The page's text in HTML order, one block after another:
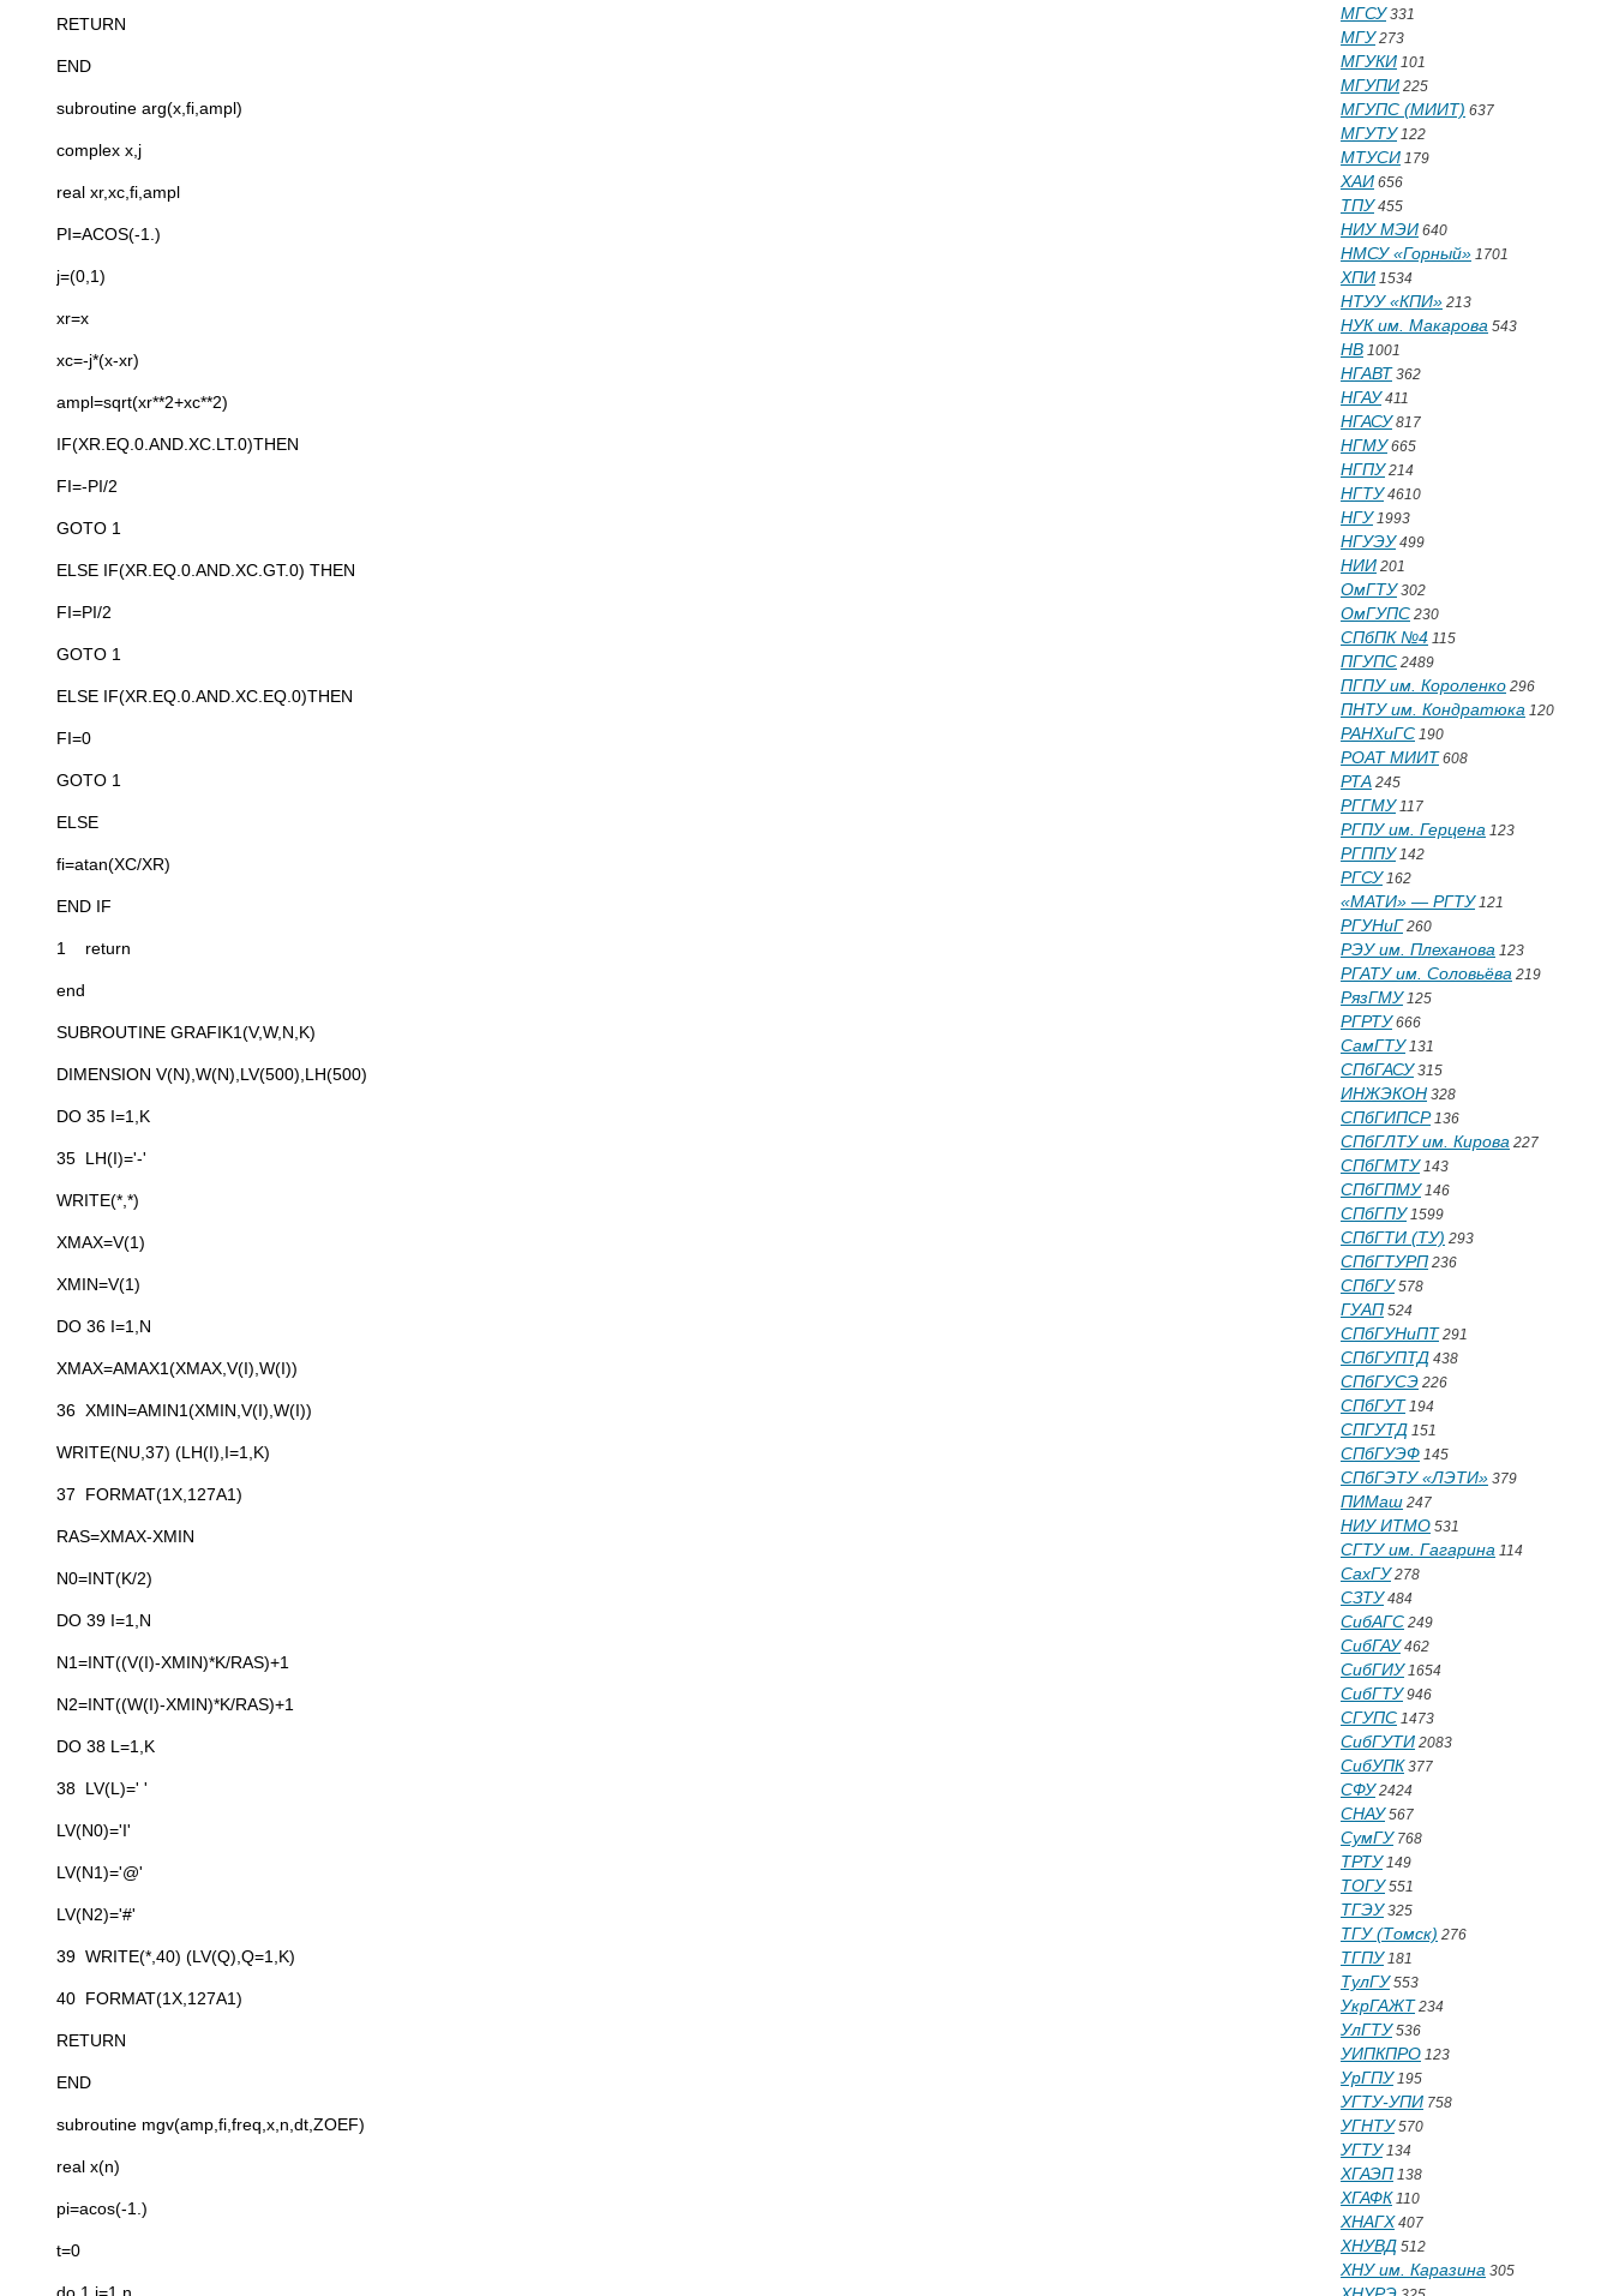
RETURN
END
subroutine arg(x,fi,ampl)
complex x,j
real xr,xc,fi,ampl
PI=ACOS(-1.)
j=(0,1)
xr=x
xc=-j*(x-xr)
ampl=sqrt(xr**2+xc**2)
IF(XR.EQ.0.AND.XC.LT.0)THEN
FI=-PI/2
GOTO 1
ELSE IF(XR.EQ.0.AND.XC.GT.0) THEN
FI=PI/2
GOTO 1
ELSE IF(XR.EQ.0.AND.XC.EQ.0)THEN
FI=0
GOTO 1
ELSE
fi=atan(XC/XR)
END IF
1 return
end
SUBROUTINE GRAFIK1(V,W,N,K)
DIMENSION V(N),W(N),LV(500),LH(500)
DO 35 I=1,K
35 LH(I)='-'
WRITE(*,*)
XMAX=V(1)
XMIN=V(1)
DO 36 I=1,N
XMAX=AMAX1(XMAX,V(I),W(I))
36 XMIN=AMIN1(XMIN,V(I),W(I))
WRITE(NU,37) (LH(I),I=1,K)
37 FORMAT(1X,127A1)
RAS=XMAX-XMIN
N0=INT(K/2)
DO 39 I=1,N
N1=INT((V(I)-XMIN)*K/RAS)+1
N2=INT((W(I)-XMIN)*K/RAS)+1
DO 38 L=1,K
38 LV(L)=' '
LV(N0)='I'
LV(N1)='@'
LV(N2)='#'
39 WRITE(*,40) (LV(Q),Q=1,K)
40 FORMAT(1X,127A1)
RETURN
END
subroutine mgv(amp,fi,freq,x,n,dt,ZOEF)
real x(n)
pi=acos(-1.)
t=0
МГСУ331
МГУ273
МГУКИ 101
МГУПИ 225
МГУПС (МИИТ) 637
МГУТУ122
МТУСИ 179
ХАИ 656
ТПУ455
НИУ МЭИ 640
НМСУ «Горный» 1701
ХПИ 1534
НТУУ «КПИ» 213
НУК им. Макарова 543
НВ 1001
НГАВТ 362
НГАУ411
НГАСУ817
НГМУ665
НГПУ214
НГТУ4610
НГУ1993
НГУЭУ499
НИИ 201
ОмГТУ302
ОмГУПС 230
СПбПК №4 115
ПГУПС 2489
ПГПУ им. Короленко 296
ПНТУ им. Кондратюка 120
РАНХиГС 190
РОАТ МИИТ 608
РТА 245
РГГМУ117
РГПУ им. Герцена 123
РГППУ142
РГСУ162
«МАТИ» — РГТУ121
РГУНиГ 260
РЭУ им. Плеханова 123
РГАТУ им. Соловьёва 219
РязГМУ125
РГРТУ666
СамГТУ131
СПбГАСУ315
ИНЖЭКОН 328
СПбГИПСР136
СПбГЛТУ им. Кирова 227
СПбГМТУ143
СПбГПМУ146
СПбГПУ1599
СПбГТИ (ТУ) 293
СПбГТУРП 236
СПбГУ578
ГУАП 524
СПбГУНиПТ 291
СПбГУПТД 438
СПбГУСЭ 226
СПбГУТ 194
СПГУТД 151
СПбГУЭФ 145
СПбГЭТУ «ЛЭТИ» 379
ПИМаш 247
НИУ ИТМО 531
СГТУ им. Гагарина 114
СахГУ278
СЗТУ484
СибАГС 249
СибГАУ462
СибГИУ1654
СибГТУ946
СГУПС 1473
СибГУТИ 2083
СибУПК 377
СФУ2424
СНАУ567
СумГУ768
ТРТУ149
ТОГУ551
ТГЭУ325
ТГУ (Томск) 276
ТГПУ181
ТулГУ553
УкрГАЖТ 234
УлГТУ536
УИПКПРО 123
УрГПУ195
УГТУ-УПИ 758
УГНТУ570
УГТУ134
ХГАЭП 138
ХГАФК 110
ХНАГХ 407
ХНУВД 512
ХНУ им. Каразина 305